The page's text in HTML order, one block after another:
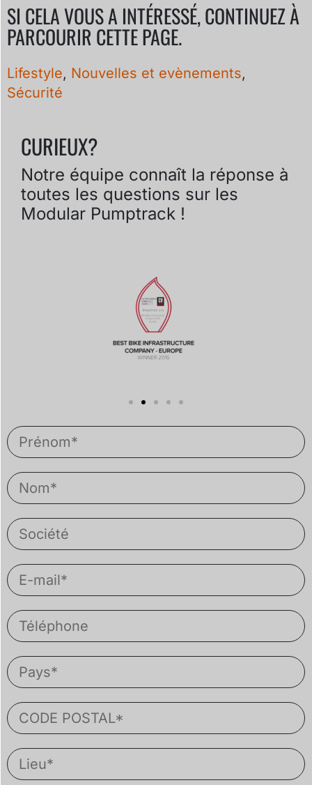
SI CELA VOUS A INTÉRESSÉ, CONTINUEZ À
PARCOURIR CETTE PAGE.
Lifestyle, Nouvelles et evènements,
Sécurité
CURIEUX?
Notre équipe connaît la réponse à
toutes les questions sur les
Modular Pumptrack !